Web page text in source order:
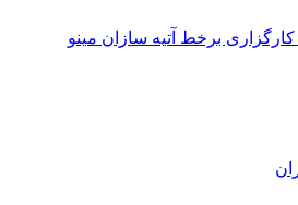
برخط آتیه سازان مینو